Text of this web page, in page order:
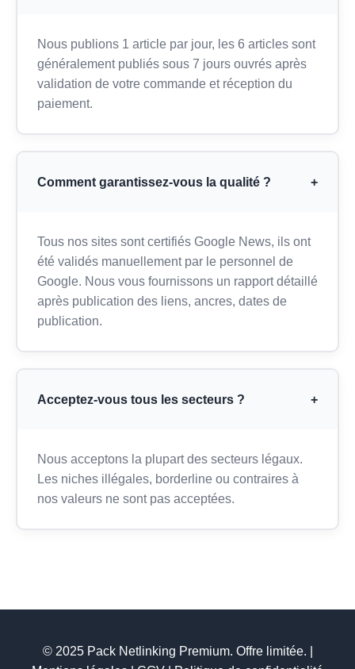
Nous publions 1 article par jour, les 6 articles sont
généralement publiés sous 7 jours ouvrés après
validation de votre commande et réception du
paiement.
Comment garantissez-vous la qualité ? +
Tous nos sites sont certifiés Google News, ils ont
été validés manuellement par le personnel de
Google. Nous vous fournissons un rapport détaillé
après publication des liens, ancres, dates de
publication.
Acceptez-vous tous les secteurs ? +
Nous acceptons la plupart des secteurs légaux.
Les niches illégales, borderline ou contraires à
nos valeurs ne sont pas acceptées.
© 2025 Pack Netlinking Premium. Offre limitée. |